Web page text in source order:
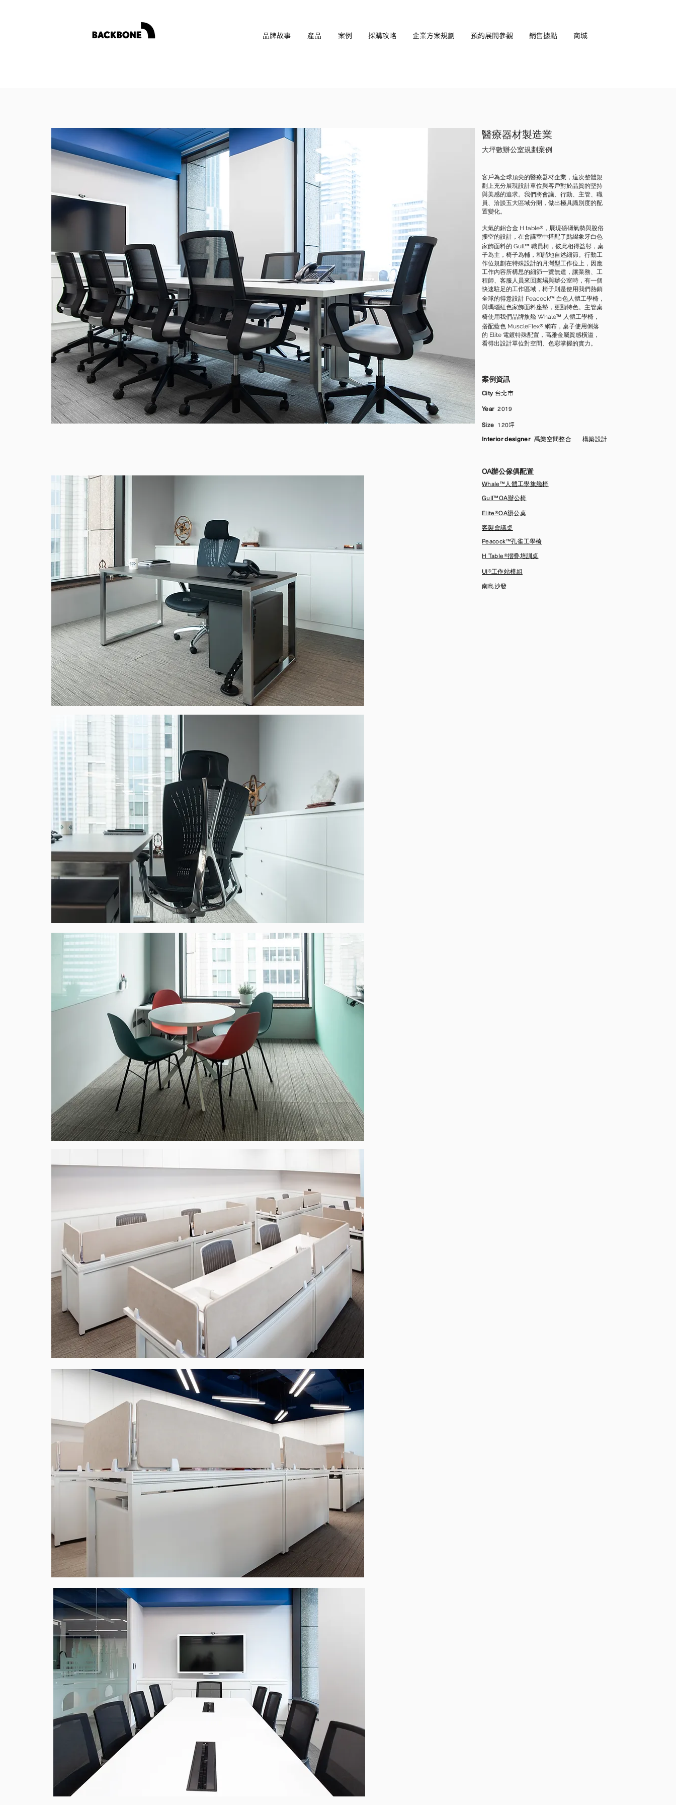
品牌故事 產品 案例 採購攻略 企業方案規劃 預約展間參觀 銷售據點 商城
​醫療器材製造業
大坪數辦公室規劃案例
客戶為全球頂尖的醫療器材企業，這次整體規
劃上充分展現設計單位與客戶對於品質的堅持
與美感的追求。我們將會議、行動、主管、職
員、洽談五大區域分開，做出極具識別度的配
置變化。
大氣的鋁合金 H table® ，展現磅礡氣勢與脫俗
摟空的設計，在會議室中搭配了點綴象牙白色
家飾面料的 Gull™ 職員椅，彼此相得益彰，桌
子為主，椅子為輔，和諧地自述細節。行動工
作位規劃在特殊設計的月灣型工作位上，因應
工作內容所構思的細節一覽無遺，讓業務、工
程師、客服人員來回案場與辦公室時，有一個
快速駐足的工作區域，椅子則是使用我們熱銷
全球的得意設計 Peacock™ 白色人體工學椅，
與瑪瑙紅色家飾面料座墊，更顯特色。主管桌
椅使用我們品牌旗艦 Whale™ 人體工學椅，
搭配藍色 MuscleFlex® 網布，桌子使用俐落
的 Elite 電鍍特殊配置，高雅金屬質感橫溢，
看得出設計單位對空間、色彩掌握的實力。
案例資訊
City 台北市
Year2019
Size 120坪
構築設計
Interior designer 禹樂空間整合
OA辦公傢俱配置
Whale™人體工學旗艦椅
Gull™OA辦公椅
Elite®OA辦公桌
​客製會議桌
Peacock™孔雀工學椅
H Table®摺疊培訓桌
UI®工作站模組
​南島沙發